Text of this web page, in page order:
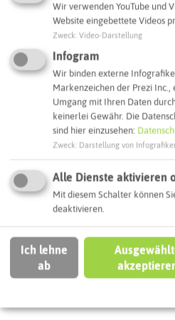
DORSTEN
Steakhaus El Tori
SCHLAGWORTE
So ordnen wir diese
Wir verwenden YouTube und
Website eingebettete Videos
Zweck Video-Darstellung
Infogram
Wir binden externe
Markenzeichen der Prezi Inc.,
Umgang mit Ihren Daten
keinerlei Gewähr. Die
sind hier einzusehen:
Zweck Darstellung von
Alle Dienste aktivieren
Mit diesem Schalter können
deaktivieren.
Ich lehne
ab